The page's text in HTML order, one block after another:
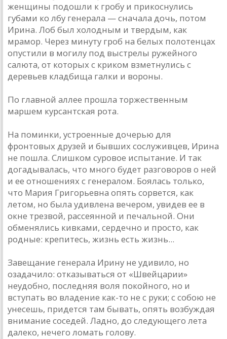
женщины подошли к гробу и прикоснулись
губами ко лбу генерала — сначала дочь, потом
Ирина. Лоб был холодным и твердым, как
мрамор. Через минуту гроб на белых полотенцах
опустили в могилу под выстрелы ружейного
салюта, от которых с криком взметнулись с
деревьев кладбища галки и вороны.
По главной аллее прошла торжественным
маршем курсантская рота.
На поминки, устроенные дочерью для
фронтовых друзей и бывших сослуживцев, Ирина
не пошла. Слишком суровое испытание. И так
догадывалась, что много будет разговоров о ней
и ее отношениях с генералом. Боялась только,
что Мария Григорьевна опять сорвется, как
летом, но была удивлена вечером, увидев ее в
окне трезвой, рассеянной и печальной. Они
обменялись кивками, сердечно и просто, как
родные: крепитесь, жизнь есть жизнь...
Завещание генерала Ирину не удивило, но
озадачило: отказываться от «Швейцарии»
неудобно, последняя воля покойного, но и
вступать во владение как-то не с руки; с собою не
унесешь, придется там бывать, опять возбуждая
внимание соседей. Ладно, до следующего лета
далеко, нечего ломать голову.